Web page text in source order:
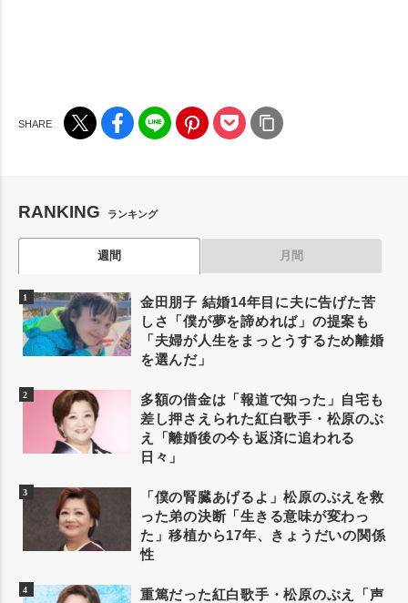
RANKING ランキング
週間 月間
金田朋子 結婚14年目に夫に告げた苦
しさ「僕が夢を諦めれば」の提案も
「夫婦が人生をまっとうするため離婚
を選んだ」
多額の借金は「報道で知った」自宅も
差し押さえられた紅白歌手・松原のぶ
え「離婚後の今も返済に追われる
日々」
「僕の腎臓あげるよ」松原のぶえを救
った弟の決断「生きる意味が変わっ
た」移植から17年、きょうだいの関係
性
重篤だった紅白歌手・松原のぶえ「声